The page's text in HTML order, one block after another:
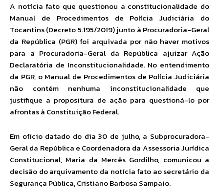
A notícia fato que questionou a constitucionalidade do
Manual de Procedimentos de Polícia Judiciária do
Tocantins (Decreto 5.195/2019) junto à Procuradoria-Geral
da República (PGR) foi arquivada por não haver motivos
para a Procuradoria-Geral da República ajuizar Ação
Declaratória de Inconstitucionalidade. No entendimento
da PGR, o Manual de Procedimentos de Polícia Judiciária
não contém nenhuma inconstitucionalidade que
justifique a propositura de ação para questioná-lo por
afrontas à Constituição Federal.
Em ofício datado do dia 30 de julho, a Subprocuradora-
Geral da República e Coordenadora da Assessoria Jurídica
Constitucional, Maria da Mercês Gordilho, comunicou a
decisão do arquivamento da notícia fato ao secretário da
Segurança Pública, Cristiano Barbosa Sampaio.